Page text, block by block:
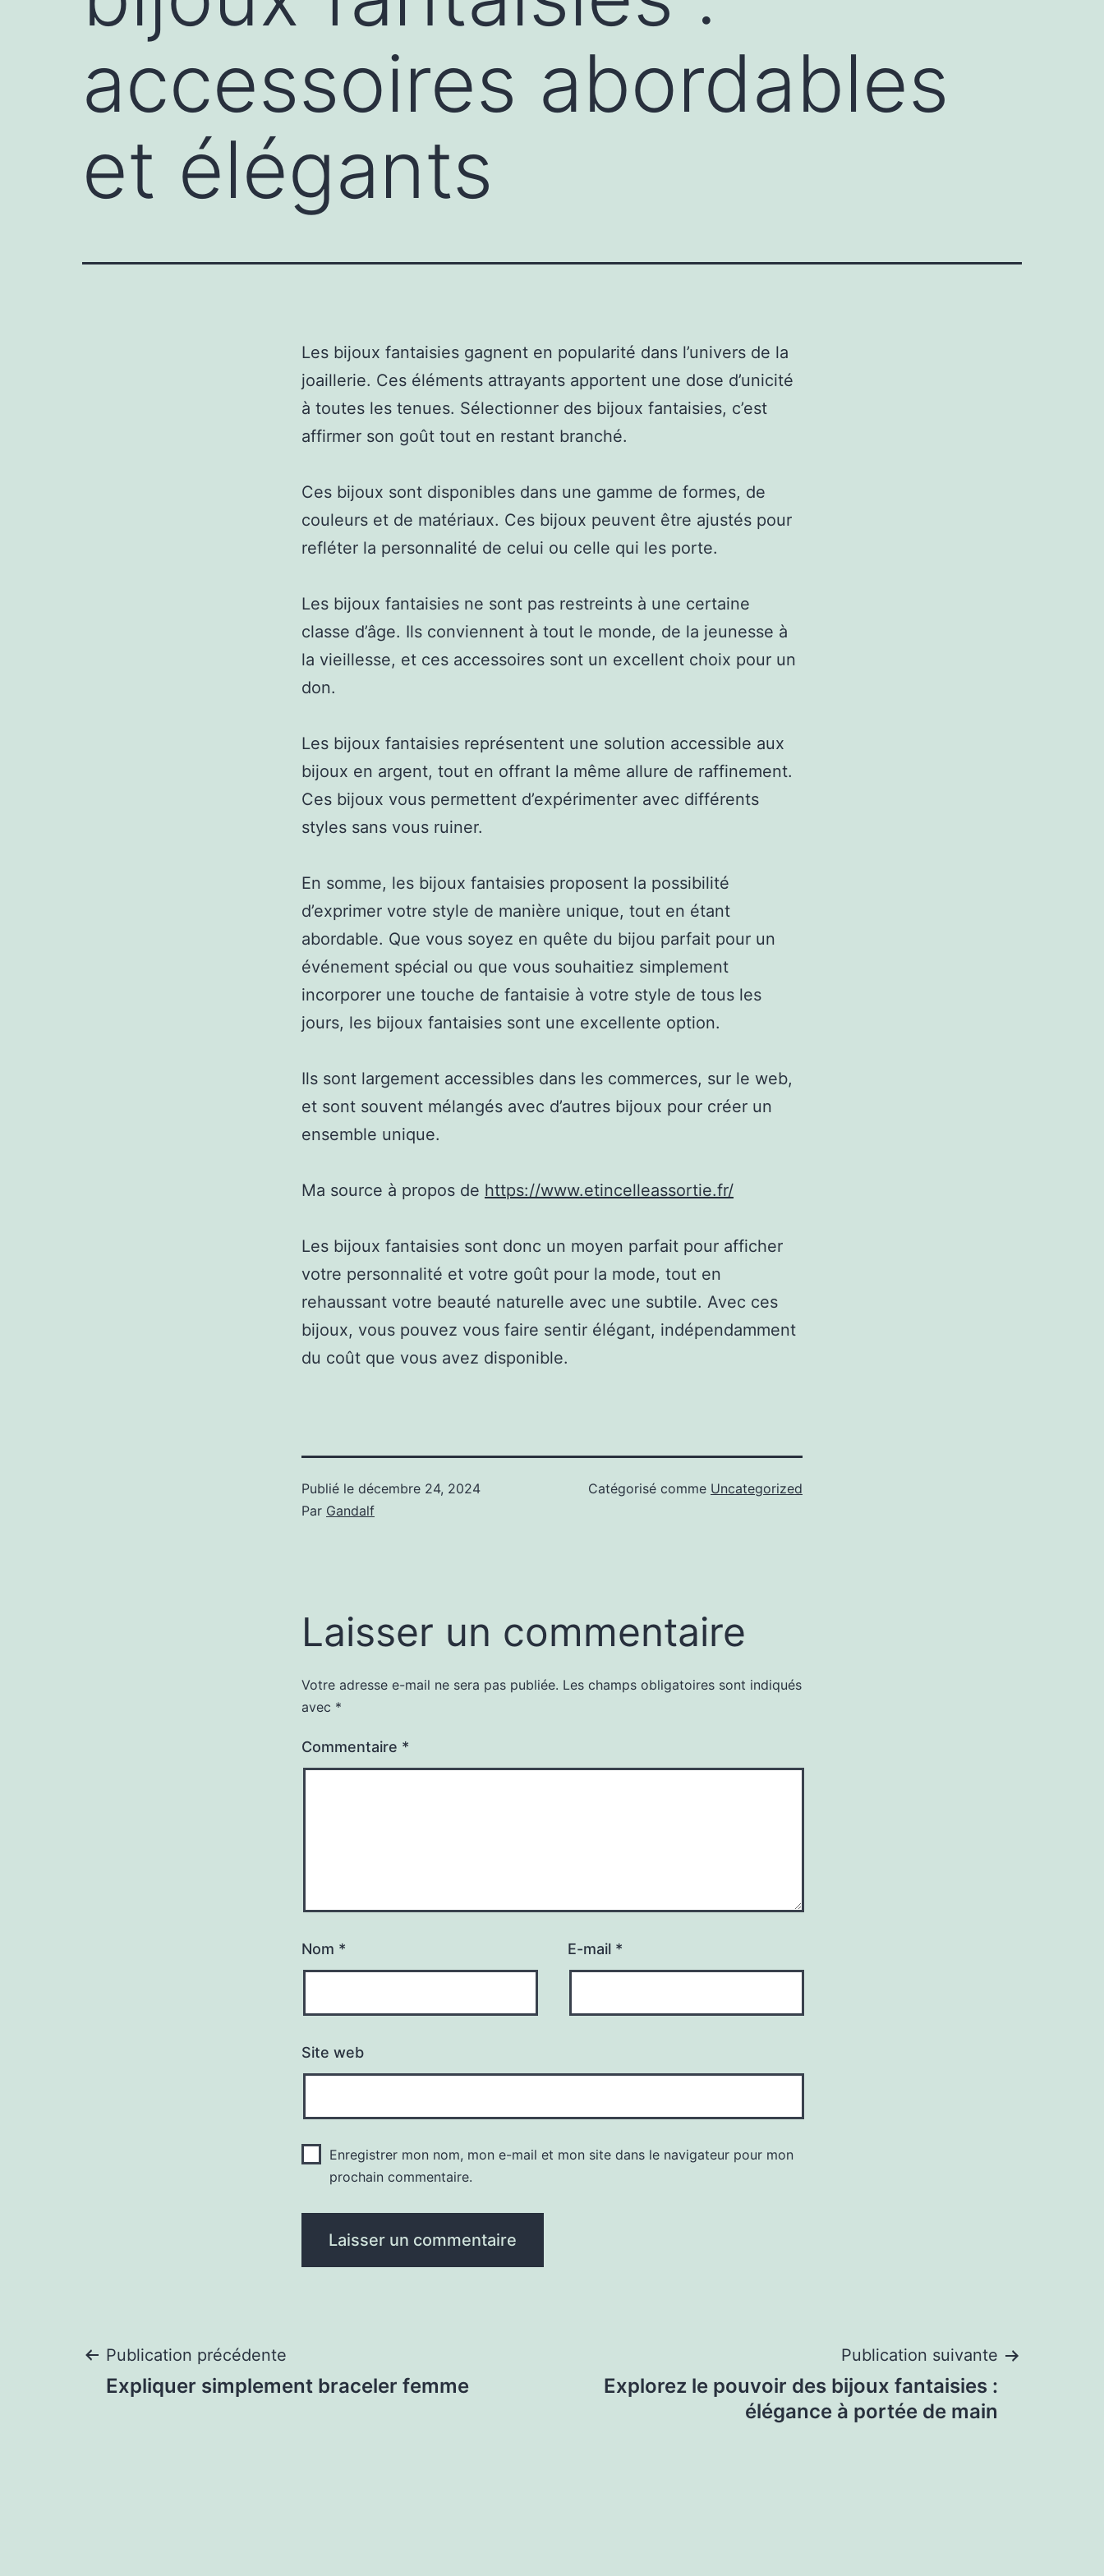
accessoires abordables
et élégants
Les bijoux fantaisies gagnent en popularité dans l’univers de la
joaillerie. Ces éléments attrayants apportent une dose d’unicité
à toutes les tenues. Sélectionner des bijoux fantaisies, c’est
affirmer son goût tout en restant branché.
Ces bijoux sont disponibles dans une gamme de formes, de
couleurs et de matériaux. Ces bijoux peuvent être ajustés pour
refléter la personnalité de celui ou celle qui les porte.
Les bijoux fantaisies ne sont pas restreints à une certaine
classe d’âge. Ils conviennent à tout le monde, de la jeunesse à
la vieillesse, et ces accessoires sont un excellent choix pour un
don.
Les bijoux fantaisies représentent une solution accessible aux
bijoux en argent, tout en offrant la même allure de raffinement.
Ces bijoux vous permettent d’expérimenter avec différents
styles sans vous ruiner.
En somme, les bijoux fantaisies proposent la possibilité
d’exprimer votre style de manière unique, tout en étant
abordable. Que vous soyez en quête du bijou parfait pour un
événement spécial ou que vous souhaitiez simplement
incorporer une touche de fantaisie à votre style de tous les
jours, les bijoux fantaisies sont une excellente option.
Ils sont largement accessibles dans les commerces, sur le web,
et sont souvent mélangés avec d’autres bijoux pour créer un
ensemble unique.
Ma source à propos de https://www.etincelleassortie.fr/
Les bijoux fantaisies sont donc un moyen parfait pour afficher
votre personnalité et votre goût pour la mode, tout en
rehaussant votre beauté naturelle avec une subtile. Avec ces
bijoux, vous pouvez vous faire sentir élégant, indépendamment
du coût que vous avez disponible.
Publié le décembre 24, 2024
Par Gandalf
Catégorisé comme Uncategorized
Laisser un commentaire
Votre adresse e-mail ne sera pas publiée. Les champs obligatoires sont indiqués
avec *
Commentaire *
Nom * E-mail *
Site web
Enregistrer mon nom, mon e-mail et mon site dans le navigateur pour mon
prochain commentaire.
Navigation
Publication précédente
Expliquer simplement braceler femme
Publication suivante
Explorez le pouvoir des bijoux fantaisies :
élégance à portée de main